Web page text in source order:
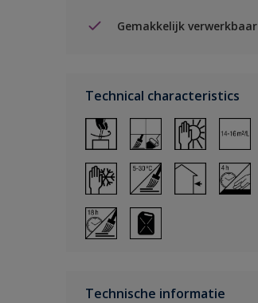
Gemakkelijk verwerkbaar
Technical characteristics
Technische informatie